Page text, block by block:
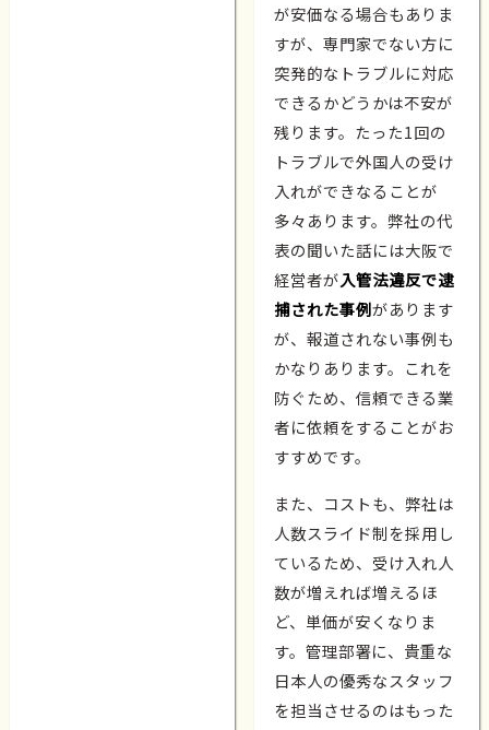
が安価なる場合もありま
すが、専門家でない方に
突発的なトラブルに対応
できるかどうかは不安が
残ります。たった1回の
トラブルで外国人の受け
入れができなることが
多々あります。弊社の代
表の聞いた話には大阪で
経営者が入管法違反で逮
捕された事例があります
が、報道されない事例も
かなりあります。これを
防ぐため、信頼できる業
者に依頼をすることがお
すすめです。
また、コストも、弊社は
人数スライド制を採用し
ているため、受け入れ人
数が増えれば増えるほ
ど、単価が安くなりま
す。管理部署に、貴重な
日本人の優秀なスタッフ
を担当させるのはもった